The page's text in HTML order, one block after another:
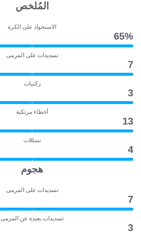
المُلخص
الاستحواذ على الكرة
65‎%‎
تسديدات على المرمى
7
ركنيات
3
أخطاء مرتكبة
13
تسللات
4
هجوم
تسديدات على المرمى
7
تسديدات بعيدة عن المرمى
3